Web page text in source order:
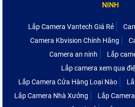
NINH
Lắp Camera Vantech Giá Rẻ
Camera Kbvision Chính Hãng
Camera an ninh
Lắp
Lắp camera xem qua
Lắp Camera Cửa Hàng Loại Nào
Lắp Camera Nhà Xưởng
Lắp